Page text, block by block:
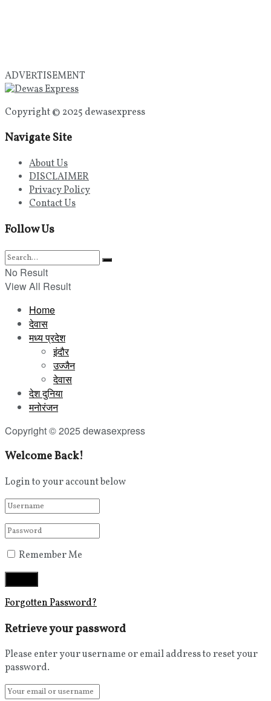
ADVERTISEMENT
Copyright © 2025 dewasexpress
Navigate Site
About Us
DISCLAIMER
Privacy Policy
Contact Us
Follow Us
No Result
View All Result
Home
देवास
मध्य प्रदेश
इंदौर
उज्जैन
देवास
देश दुनिया
मनोरंजन
Copyright © 2025 dewasexpress
Welcome Back!
Login to your account below
Remember Me
Forgotten Password?
Retrieve your password
Please enter your username or email address to reset your
password.